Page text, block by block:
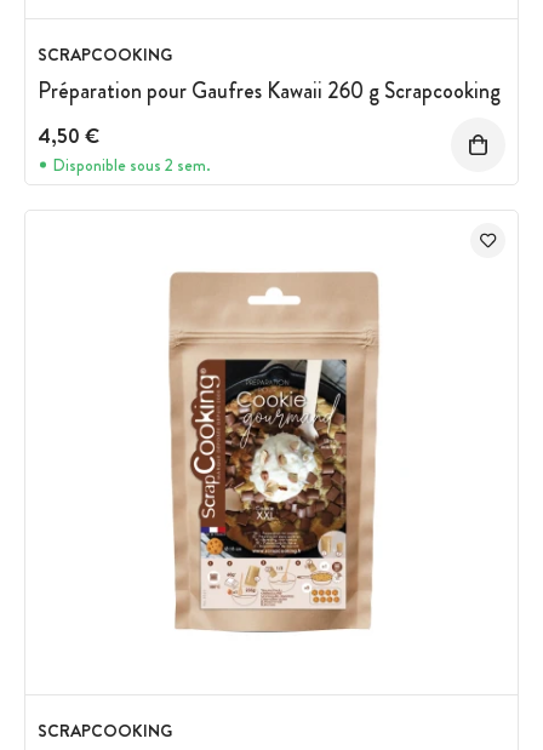
SCRAPCOOKING
Préparation pour Gaufres Kawaii 260 g Scrapcooking
4,50 €
Disponible sous 2 sem.
SCRAPCOOKING